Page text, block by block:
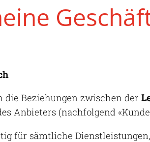
die Beziehungen zwischen der
Anbieters (nachfolgend
für sämtliche